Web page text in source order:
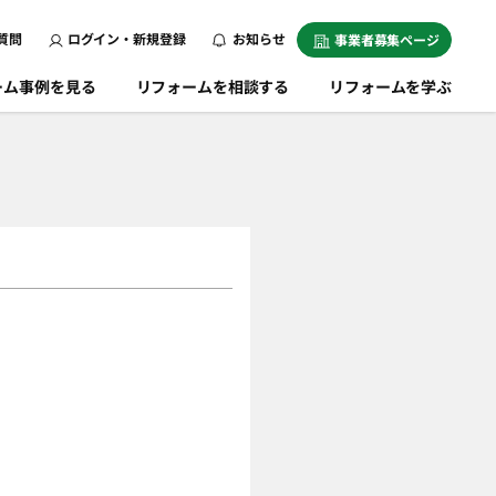
問 ログイン・新規登録 お知らせ 事業者募集ページ
事例を見る リフォームを相談する リフォームを学ぶ